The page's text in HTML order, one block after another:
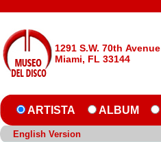
1291 S.W. 70th Avenue
Miami, FL 33144
ARTISTA ALBUM
English Version